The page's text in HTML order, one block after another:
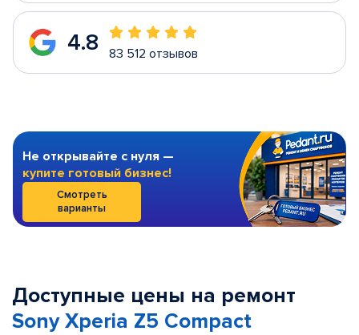
4.8 83 512 отзывов
Не открывайте с нуля —
купите готовый бизнес!
Смотреть
варианты
Доступные цены на ремонт
Sony Xperia Z5 Compact